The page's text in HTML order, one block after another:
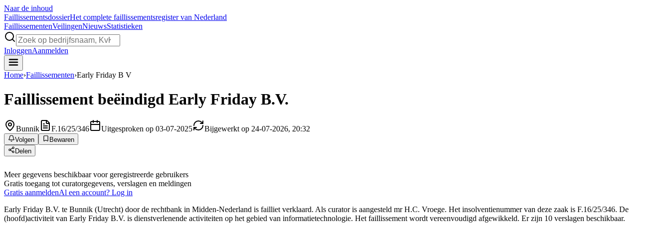
Naar de inhoud
FaillissementsdossierHet complete faillissementsregister van Nederland
FaillissementenVeilingenNieuwsStatistieken
InloggenAanmelden
Home›Faillissementen›Early Friday B V
Faillissement beëindigd Early Friday B.V.
Bunnik F.16/25/346 Uitgesproken op 03-07-2025 Bijgewerkt op 24-07-2026, 20:32
Volgen
Bewaren
Delen
Meer gegevens beschikbaar voor geregistreerde gebruikers
Gratis toegang tot curatorgegevens, verslagen en meldingen
Gratis aanmeldenAl een account? Log in
Early Friday B.V. te Bunnik (Utrecht) door de rechtbank in Midden-Nederland is failliet verklaard. Als curator is aangesteld mr H.C. Vroege. Het insolventienummer van deze zaak is F.16/25/346. De
(hoofd)activiteit van Early Friday B.V. is dienstverlenende activiteiten op het gebied van informatietechnologie. Het faillissement wordt vereenvoudigd afgewikkeld. Er zijn 10 verslagen beschikbaar.